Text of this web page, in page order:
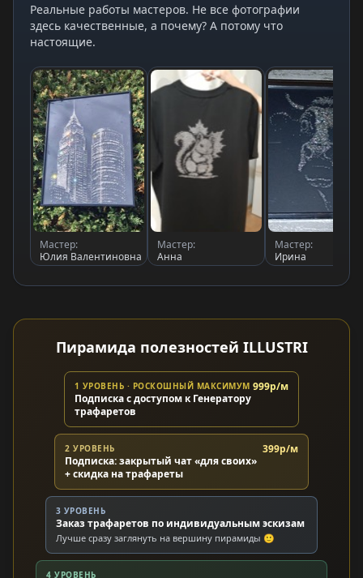
Реальные работы мастеров. Не все фотографии
здесь качественные, а почему? А потому что
настоящие.
Мастер:
Юлия Валентиновна
Мастер:
Анна
Мастер:
Ирина
Пирамида полезностей ILLUSTRI
1 УРОВЕНЬ · РОСКОШНЫЙ МАКСИМУМ
Подписка с доступом к Генератору
трафаретов
999р/м
2 УРОВЕНЬ
Подписка: закрытый чат «для своих»
+ скидка на трафареты
399р/м
3 УРОВЕНЬ
Заказ трафаретов по индивидуальным эскизам
Лучше сразу заглянуть на вершину пирамиды 🙂
4 УРОВЕНЬ